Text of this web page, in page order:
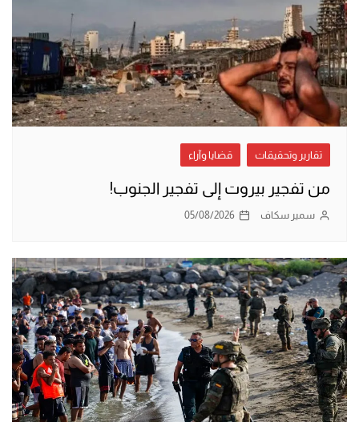
تقارير وتحقيقات قضايا وآراء
من تفجير بيروت إلى تفجير الجنوب!
سمير سكاف 05/08/2026